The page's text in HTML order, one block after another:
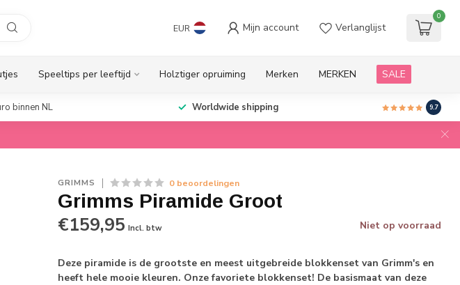
EUR Mijn account Verlanglijst
0
Speeltips per leeftijd Holztiger opruiming Merken MERKEN SALE
binnen NL Worldwide shipping 9.7
GRIMMS 0 beoordelingen
Grimms Piramide Groot
€159,95 Incl. btw Niet op voorraad
Deze piramide is de grootste en meest uitgebreide blokkenset van Grimm's en
heeft hele mooie kleuren. Onze favoriete blokkenset! De basismaat van deze